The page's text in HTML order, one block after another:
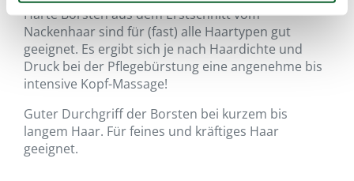
Harte Borsten aus dem Erstschnitt vom
Nackenhaar sind für (fast) alle Haartypen gut
geeignet. Es ergibt sich je nach Haardichte und
Druck bei der Pflegebürstung eine angenehme bis
intensive Kopf-Massage!
Guter Durchgriff der Borsten bei kurzem bis
langem Haar. Für feines und kräftiges Haar
geeignet.